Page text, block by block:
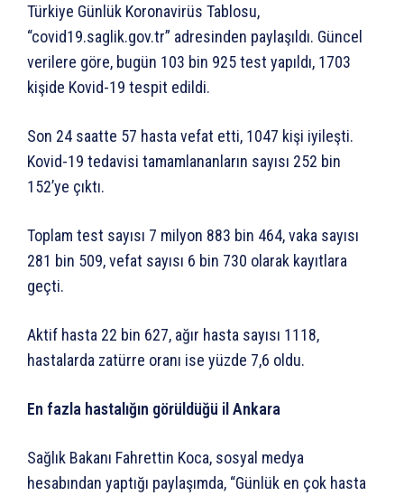
Türkiye Günlük Koronavirüs Tablosu,
“covid19.saglik.gov.tr” adresinden paylaşıldı. Güncel
verilere göre, bugün 103 bin 925 test yapıldı, 1703
kişide Kovid-19 tespit edildi.
Son 24 saatte 57 hasta vefat etti, 1047 kişi iyileşti.
Kovid-19 tedavisi tamamlananların sayısı 252 bin
152’ye çıktı.
Toplam test sayısı 7 milyon 883 bin 464, vaka sayısı
281 bin 509, vefat sayısı 6 bin 730 olarak kayıtlara
geçti.
Aktif hasta 22 bin 627, ağır hasta sayısı 1118,
hastalarda zatürre oranı ise yüzde 7,6 oldu.
En fazla hastalığın görüldüğü il Ankara
Sağlık Bakanı Fahrettin Koca, sosyal medya
hesabından yaptığı paylaşımda, “Günlük en çok hasta